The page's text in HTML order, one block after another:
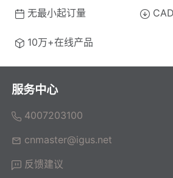
无最小起订量
10万+在线产品
服务中心
4007203100
cnmaster@igus.net
反馈建议